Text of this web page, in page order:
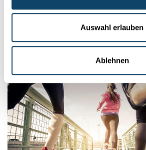
Auswahl erlauben
Ablehnen
Wéi kann ee seng
FNR